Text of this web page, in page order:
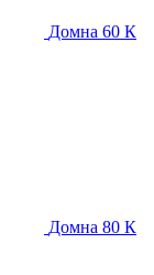
Домна 60 К
Домна 80 К